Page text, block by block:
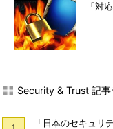
「対
Security & Trust 記事
「日本のセキュ